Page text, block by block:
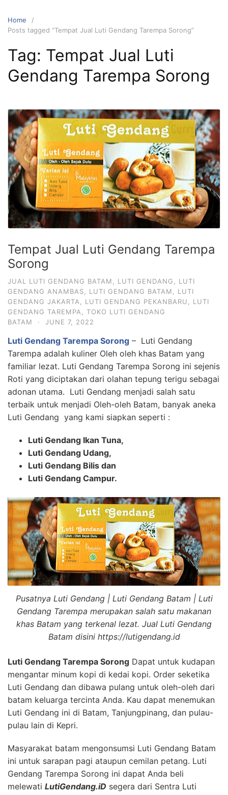
Home
Posts tagged “Tempat Jual Luti Gendang Tarempa Sorong”
Tag: Tempat Jual Luti
Gendang Tarempa Sorong
Tempat Jual Luti Gendang Tarempa
Sorong
JUAL LUTI GENDANG BATAM, LUTI GENDANG, LUTI
GENDANG ANAMBAS, LUTI GENDANG BATAM, LUTI
GENDANG JAKARTA, LUTI GENDANG PEKANBARU, LUTI
GENDANG TAREMPA, TOKO LUTI GENDANG
BATAM
· JUNE 7, 2022
Luti Gendang Tarempa Sorong – Luti Gendang
Tarempa adalah kuliner Oleh oleh khas Batam yang
familiar lezat. Luti Gendang Tarempa Sorong ini sejenis
Roti yang diciptakan dari olahan tepung terigu sebagai
adonan utama. Luti Gendang menjadi salah satu
terbaik untuk menjadi Oleh-oleh Batam, banyak aneka
Luti Gendang yang kami siapkan seperti :
Luti Gendang Ikan Tuna,
Luti Gendang Udang,
Luti Gendang Bilis dan
Luti Gendang Campur.
Pusatnya Luti Gendang | Luti Gendang Batam | Luti
Gendang Tarempa merupakan salah satu makanan
khas Batam yang terkenal lezat. Jual Luti Gendang
Batam disini https://lutigendang.id
Luti Gendang Tarempa Sorong Dapat untuk kudapan
mengantar minum kopi di kedai kopi. Order seketika
Luti Gendang dan dibawa pulang untuk oleh-oleh dari
batam keluarga tercinta Anda. Kau dapat menemukan
Luti Gendang ini di Batam, Tanjungpinang, dan pulau-
pulau lain di Kepri.
Masyarakat batam mengonsumsi Luti Gendang Batam
ini untuk sarapan pagi ataupun cemilan petang. Luti
Gendang Tarempa Sorong ini dapat Anda beli
melewati LutiGendang.iD segera dari Sentra Luti